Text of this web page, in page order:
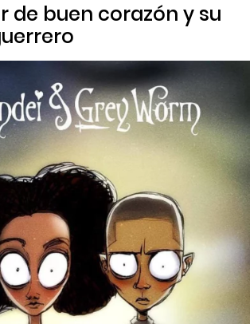
de buen corazón y su